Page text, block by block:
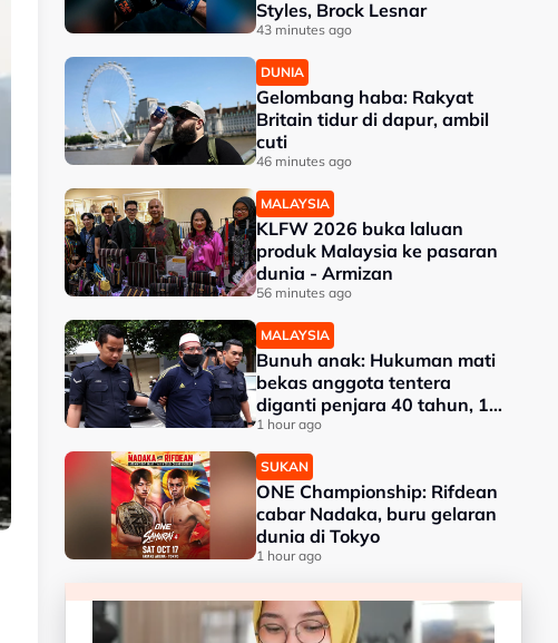
Styles, Brock Lesnar
43 minutes ago
DUNIA
Gelombang haba: Rakyat
Britain tidur di dapur, ambil
cuti
46 minutes ago
MALAYSIA
KLFW 2026 buka laluan
produk Malaysia ke pasaran
dunia - Armizan
56 minutes ago
MALAYSIA
Bunuh anak: Hukuman mati
bekas anggota tentera
diganti penjara 40 tahun, 12
sebatan
1 hour ago
SUKAN
ONE Championship: Rifdean
cabar Nadaka, buru gelaran
dunia di Tokyo
1 hour ago